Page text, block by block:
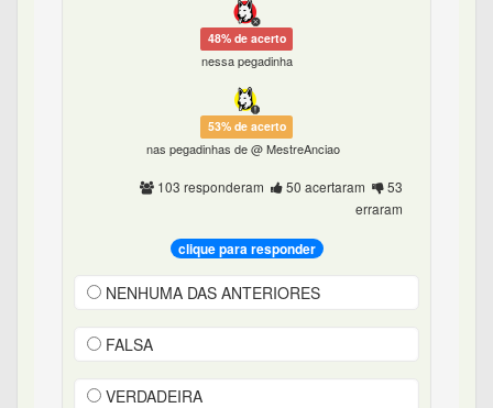
48% de acerto
nessa pegadinha
53% de acerto
nas pegadinhas de @ MestreAnciao
103 responderam 50 acertaram
53
erraram
clique para responder
NENHUMA DAS ANTERIORES
FALSA
VERDADEIRA